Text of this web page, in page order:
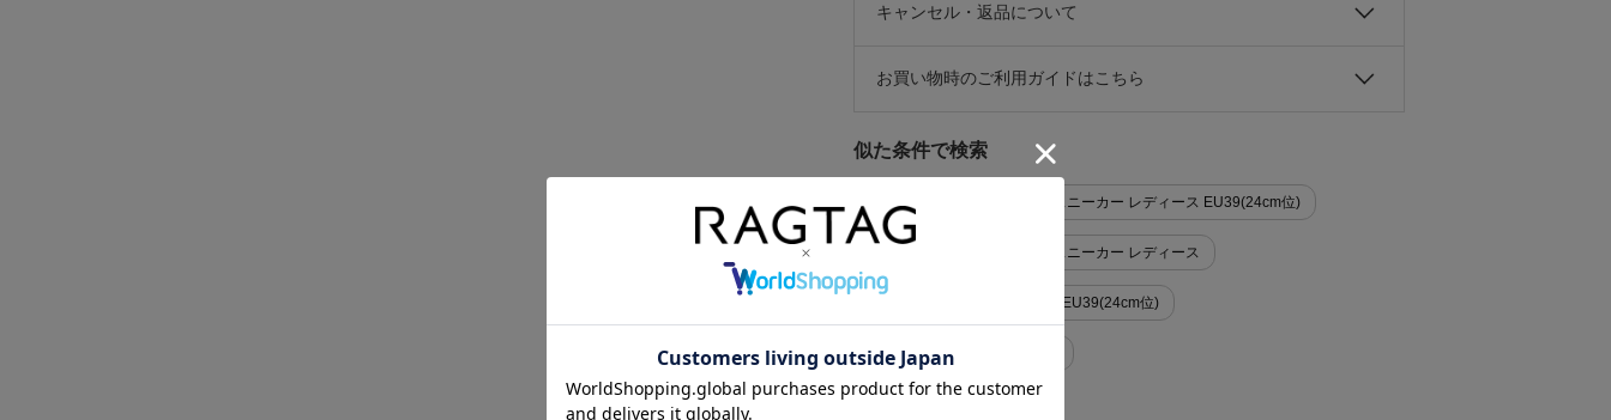
キャンセル・返品について
お買い物時のご利用ガイドはこちら
似た条件で検索
Maison Margiela シューズ>スニーカー レディース EU39(24cm位)
Maison Margiela シューズ>スニーカー レディース
Maison Margiela レディース EU39(24cm位)
Maison Margiela レディース